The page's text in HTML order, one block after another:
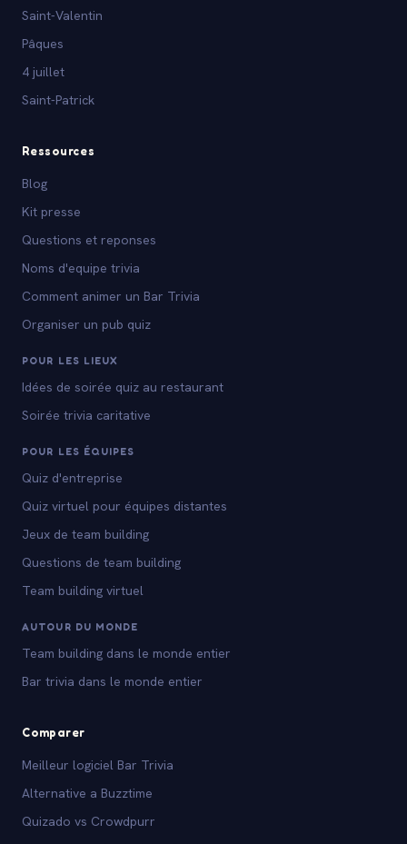
Saint-Valentin
Pâques
4 juillet
Saint-Patrick
Ressources
Blog
Kit presse
Questions et reponses
Noms d'equipe trivia
Comment animer un Bar Trivia
Organiser un pub quiz
POUR LES LIEUX
Idées de soirée quiz au restaurant
Soirée trivia caritative
POUR LES ÉQUIPES
Quiz d'entreprise
Quiz virtuel pour équipes distantes
Jeux de team building
Questions de team building
Team building virtuel
AUTOUR DU MONDE
Team building dans le monde entier
Bar trivia dans le monde entier
Comparer
Meilleur logiciel Bar Trivia
Alternative a Buzztime
Quizado vs Crowdpurr